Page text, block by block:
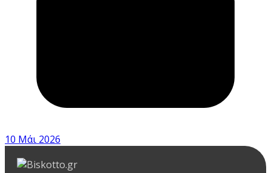
10 Μάι 2026